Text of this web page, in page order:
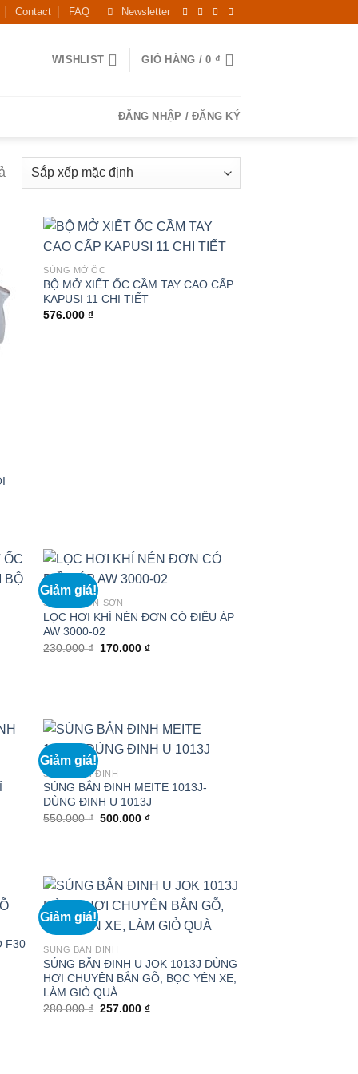
Contact FAQ Newsletter
WISHLIST GIỎ HÀNG /0 ₫
ĐĂNG NHẬP / ĐĂNG KÝ
SÚNG MỞ ỐC
BỘ MỞ XIẾT ỐC CẦM TAY CAO CẤP
KAPUSI 11 CHI TIẾT
576.000₫
Giảm giá!
SÚNG PHUN SƠN
LỌC HƠI KHÍ NÉN ĐƠN CÓ ĐIỀU ÁP
AW 3000-02
230.000₫ Giá
170.000₫Giá
Giảm giá!
SÚNG BẮN ĐINH
SÚNG BẮN ĐINH MEITE 1013J-
DÙNG ĐINH U 1013J
550.000₫ Giá
500.000₫Giá
F30
Giảm giá!
SÚNG BẮN ĐINH
SÚNG BẮN ĐINH U JOK 1013J DÙNG
HƠI CHUYÊN BẮN GỖ, BỌC YÊN XE,
LÀM GIỎ QUÀ
280.000₫ Giá
257.000₫Giá